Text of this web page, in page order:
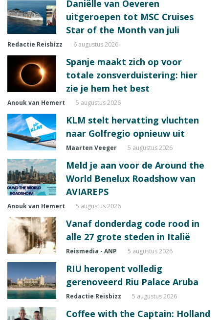
Daniëlle van Oeveren
uitgeroepen tot MSC Cruises
Star of the Month van juli
Redactie Reisbizz 6 augustus 2026
Spanje maakt zich op voor
totale zonsverduistering: hier
zie je hem het best
Anouk van Hemert 5 augustus 2026
KLM stelt hervatting vluchten
naar Golfregio opnieuw uit
Maarten Veeger 5 augustus 2026
Meld je aan voor de Around the
World Benelux Roadshow van
AVIAREPS
Anouk van Hemert 5 augustus 2026
Vanaf donderdag code rood in
alle 27 grote steden in Italië
Reismedia - ANP 5 augustus 2026
RIU heropent volledig
gerenoveerd Riu Palace Aruba
Redactie Reisbizz 5 augustus 2026
Coffee with the Captain: Holland